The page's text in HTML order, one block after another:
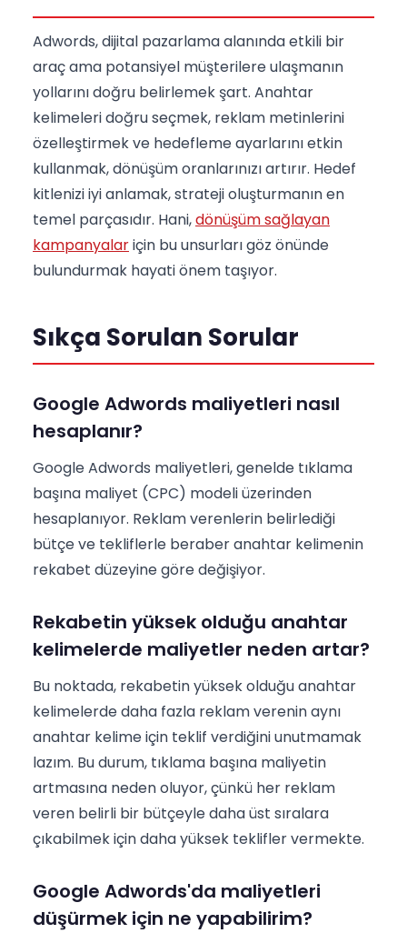
Adwords, dijital pazarlama alanında etkili bir
araç ama potansiyel müşterilere ulaşmanın
yollarını doğru belirlemek şart. Anahtar
kelimeleri doğru seçmek, reklam metinlerini
özelleştirmek ve hedefleme ayarlarını etkin
kullanmak, dönüşüm oranlarınızı artırır. Hedef
kitlenizi iyi anlamak, strateji oluşturmanın en
temel parçasıdır. Hani,dönüşüm sağlayan
kampanyalariçin bu unsurları göz önünde
bulundurmak hayati önem taşıyor.
Sıkça Sorulan Sorular
Google Adwords maliyetleri nasıl
hesaplanır?
Google Adwords maliyetleri, genelde tıklama
başına maliyet (CPC) modeli üzerinden
hesaplanıyor. Reklam verenlerin belirlediği
bütçe ve tekliflerle beraber anahtar kelimenin
rekabet düzeyine göre değişiyor.
Rekabetin yüksek olduğu anahtar
kelimelerde maliyetler neden artar?
Bu noktada, rekabetin yüksek olduğu anahtar
kelimelerde daha fazla reklam verenin aynı
anahtar kelime için teklif verdiğini unutmamak
lazım. Bu durum, tıklama başına maliyetin
artmasına neden oluyor, çünkü her reklam
veren belirli bir bütçeyle daha üst sıralara
çıkabilmek için daha yüksek teklifler vermekte.
Google Adwords'da maliyetleri
düşürmek için ne yapabilirim?